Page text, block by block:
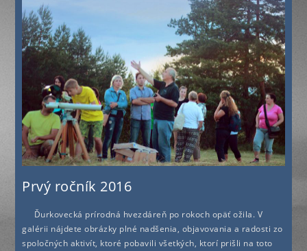
Prvý ročník 2016
Ďurkovecká prírodná hvezdáreň po rokoch opäť ožila. V
galérii nájdete obrázky plné nadšenia, objavovania a radosti zo
spoločných aktivít, ktoré pobavili všetkých, ktorí prišli na toto